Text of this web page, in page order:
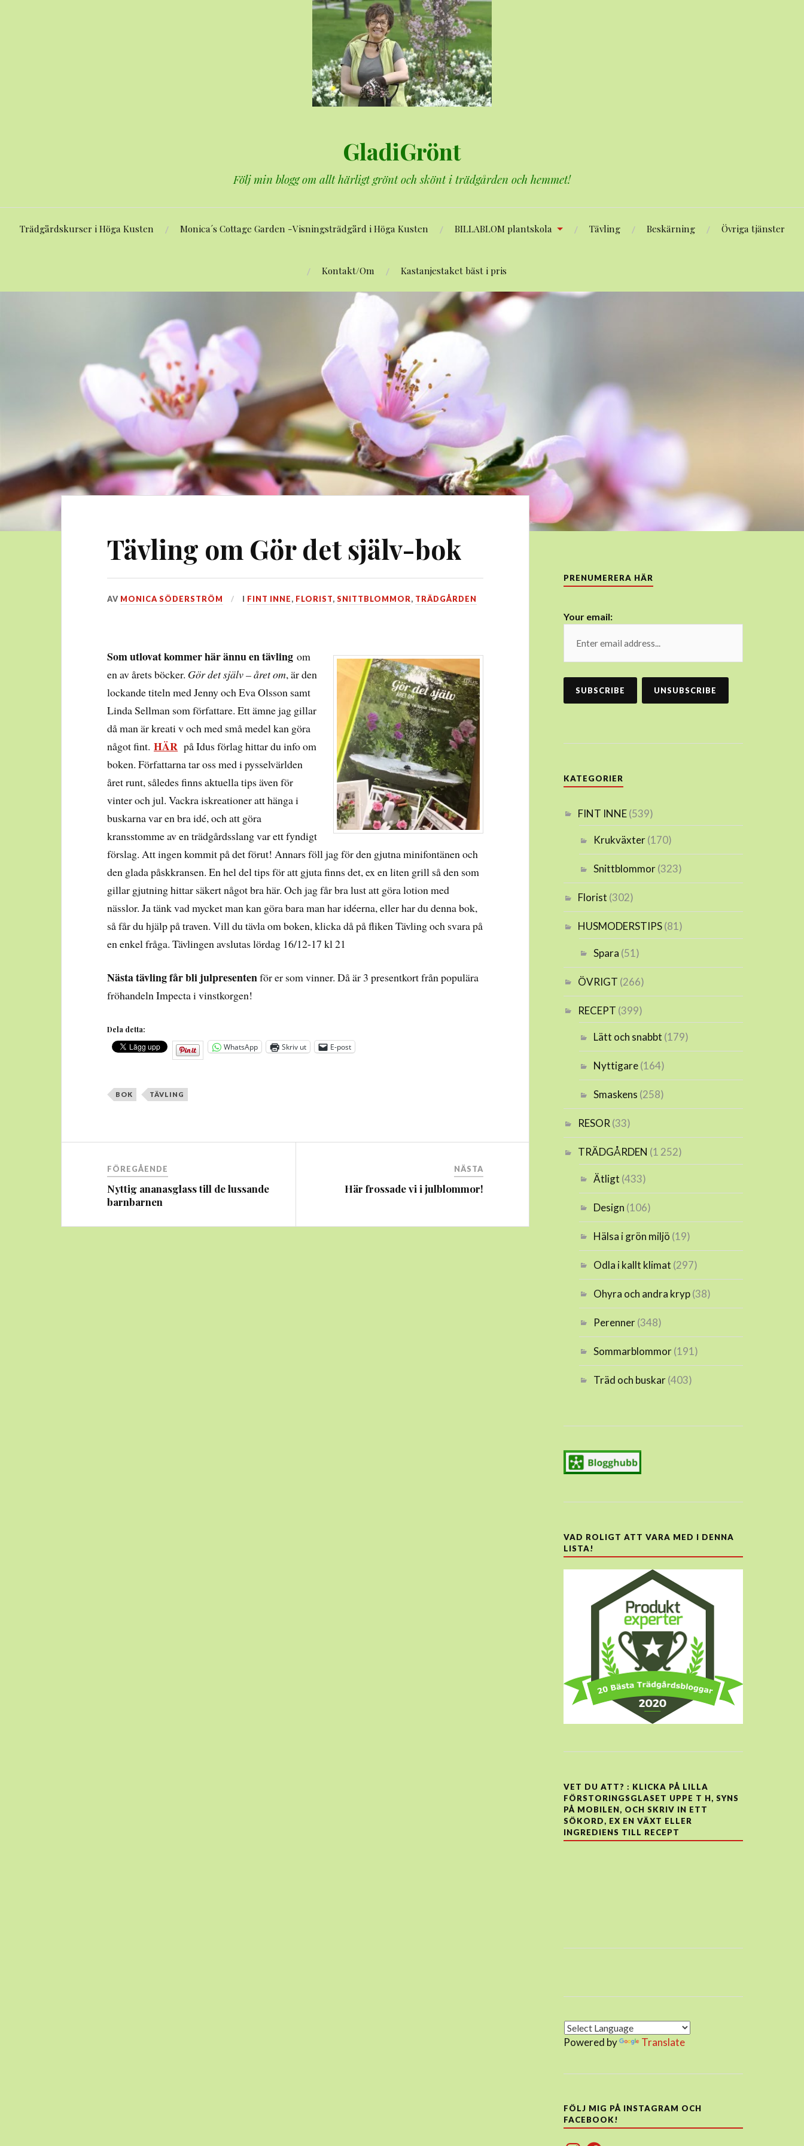
GladiGrönt
Följ min blogg om allt härligt grönt och skönt i trädgården och hemmet!
Trädgårdskurser i Höga Kusten Monica´s Cottage Garden -Visningsträdgård i Höga Kusten BILLABLOM plantskola Tävling Beskärning Övriga tjänster
Kontakt/Om Kastanjestaket bäst i pris
Tävling om Gör det själv-bok
DEN
AV MONICA SÖDERSTRÖM I FINT INNE, FLORIST, SNITTBLOMMOR, TRÄDGÅRDEN
Som utlovat kommer här ännu en tävling om
en av årets böcker. Gör det själv – året om, är den
lockande titeln med Jenny och Eva Olsson samt
Linda Sellman som författare. Ett ämne jag gillar
då man är kreati v och med små medel kan göra
något fint.HÄR på Idus förlag hittar du info om
boken. Författarna tar oss med i pysselvärlden
året runt, således finns aktuella tips även för
vinter och jul. Vackra iskreationer att hänga i
buskarna var en bra idé, och att göra
kransstomme av en trädgårdsslang var ett fyndigt
förslag. Att ingen kommit på det förut! Annars föll jag för den gjutna minifontänen och
den glada påskkransen. En hel del tips för att gjuta finns det, ex en liten grill så den som
gillar gjutning hittar säkert något bra här. Och jag får bra lust att göra lotion med
nässlor. Ja tänk vad mycket man kan göra bara man har idéerna, eller har du denna bok,
så får du hjälp på traven. Vill du tävla om boken, klicka då på fliken Tävling och svara på
en enkel fråga. Tävlingen avslutas lördag 16/12-17 kl 21
Nästa tävling får bli julpresentenför er som vinner. Då är 3 presentkort från populära
fröhandeln Impecta i vinstkorgen!
Dela detta:
WhatsApp Skriv ut E-post
BOK TÄVLING
FÖREGÅENDE
Nyttig ananasglass till de lussande
barnbarnen
NÄSTA
Här frossade vi i julblommor!
PRENUMERERA HÄR
Your email:
KATEGORIER
FINT INNE(539)
Krukväxter(170)
Snittblommor(323)
Florist (302)
HUSMODERSTIPS(81)
Spara (51)
ÖVRIGT (266)
RECEPT (399)
Lätt och snabbt (179)
Nyttigare(164)
Smaskens (258)
RESOR (33)
TRÄDGÅRDEN (1 252)
Ätligt (433)
Design (106)
Hälsa i grön miljö (19)
Odla i kallt klimat (297)
Ohyra och andra kryp(38)
Perenner(348)
Sommarblommor(191)
Träd och buskar(403)
VAD ROLIGT ATT VARA MED I DENNA
LISTA!
VET DU ATT? : KLICKA PÅ LILLA
FÖRSTORINGSGLASET UPPE T H, SYNS
PÅ MOBILEN, OCH SKRIV IN ETT
SÖKORD, EX EN VÄXT ELLER
INGREDIENS TILL RECEPT
Powered by Translate
FÖLJ MIG PÅ INSTAGRAM OCH
FACEBOOK!